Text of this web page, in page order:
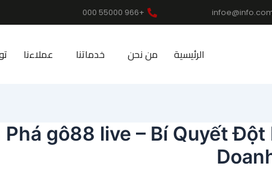
+966 55000 000
الرئيسية من نحن خدماتنا عملاءنا
Phá gô88 live – Bí Quyết Đột